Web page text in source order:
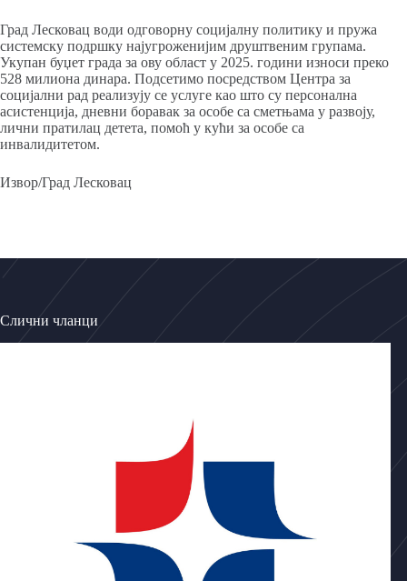
Град Лесковац води одговорну социјалну политику и пружа
системску подршку најугроженијим друштвеним групама.
Укупан буџет града за ову област у 2025. години износи преко
528 милиона динара. Подсетимо посредством Центра за
социјални рад реализују се услуге као што су персонална
асистенција, дневни боравак за особе са сметњама у развоју,
лични пратилац детета, помоћ у кући за особе са
инвалидитетом.
Извор/Град Лесковац
Слични чланци